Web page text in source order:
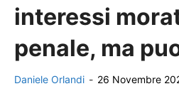
interessi
penale, ma
Daniele Orlandi - 26 Novembre